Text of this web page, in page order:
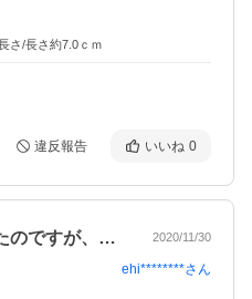
さ/長さ約7.0ｃｍ
違反報告 いいね 0
商品自体に問題はなかったのですが、小学… 2020/11/30
ehi********さん